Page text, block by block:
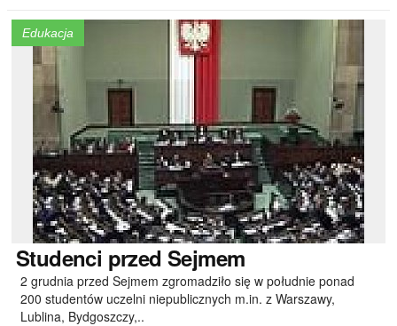
Edukacja
Studenci przed Sejmem
2 grudnia przed Sejmem zgromadziło się w południe ponad
200 studentów uczelni niepublicznych m.in. z Warszawy,
Lublina, Bydgoszczy,..